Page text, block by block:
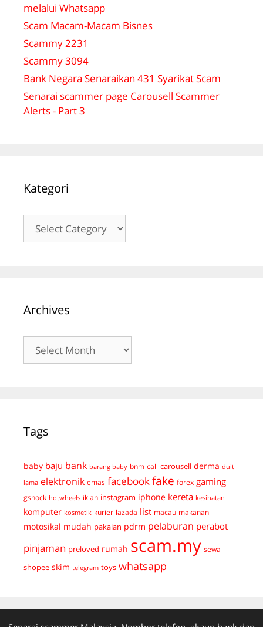
melalui Whatsapp
Scam Macam-Macam Bisnes
Scammy 2231
Scammy 3094
Bank Negara Senaraikan 431 Syarikat Scam
Senarai scammer page Carousell Scammer
Alerts - Part 3
Kategori
Archives
Tags
baby baju bank barang baby bnm call carousell derma duit
lama elektronik emas facebook fake forex gaming
gshock hotwheels iklan instagram iphone kereta kesihatan
komputer kosmetik kurier lazada list macau makanan
motosikal mudah pakaian pdrm pelaburan perabot
pinjaman preloved rumah scam.my sewa
shopee skim telegram toys whatsapp